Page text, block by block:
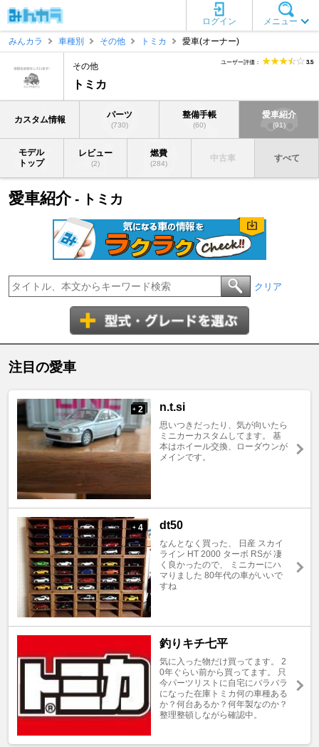
メニュー
ログイン
みんカラ
車種別 その他 トミカ 愛車(オーナー)
その他
トミカ
ユーザー評価： 3.5
カスタム情報 パーツ
(730)
整備手帳
(60)
愛車紹介
(91)
モデル
トップ
レビュー
(2)
燃費
(284)
中古車 すべて
愛車紹介- トミカ
クリア
注目の愛車
+ 2 n.t.si
思いつきだったり、気が向いたら
ミニカーカスタムしてます。 基
本はホイール交換、ローダウンが
メインです。
+ 4 dt50
なんとなく買った、 日産 スカイ
ライン HT 2000 ターボ RSが 凄
く良かったので、 ミニカーにハ
マりました 80年代の車がいいで
すね
釣りキチ七平
気に入った物だけ買ってます。 2
0年ぐらい前から買ってます。 只
今パーツリストに自宅にバラバラ
になった在庫トミカ何の車種ある
か？何台あるか？何年製なのか？
整理整頓しながら確認中。